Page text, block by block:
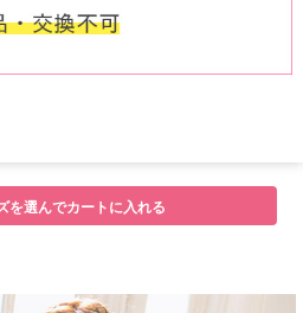
を選んでカートに入れる